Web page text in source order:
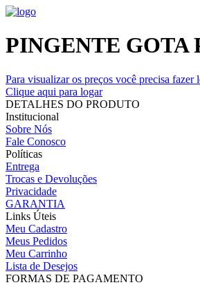
PINGENTE GOTA
Para visualizar os preços você precisa fazer
Clique aqui para logar
DETALHES DO PRODUTO
Institucional
Sobre Nós
Fale Conosco
Políticas
Entrega
Trocas e Devoluções
Privacidade
GARANTIA
Links Úteis
Meu Cadastro
Meus Pedidos
Meu Carrinho
Lista de Desejos
FORMAS DE PAGAMENTO